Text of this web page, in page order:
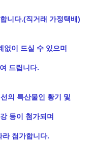
니다.(직거래 가정택배)
없이 드실 수 있으며
드립니다.
의 특산물인 황기 및
등이 첨가되며
라 첨가합니다.